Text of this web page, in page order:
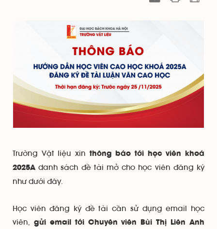
Trường Vật liệu xinthông báo tới học viên khoá
2025A danh sách đề tài mở cho học viên đăng ký
như dưới đây.
Học viên đăng ký đề tài cần sử dụng email học
viên, gửi email tới Chuyên viên Bùi Thị Liên Anh